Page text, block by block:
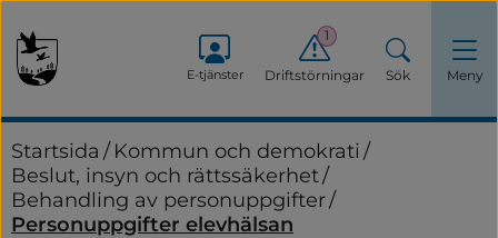
E-tjänster Driftstörningar
1
Sök Meny
Startsida / Kommun och demokrati/
Beslut, insyn och rättssäkerhet/
Behandling av personuppgifter/
Personuppgifter elevhälsan